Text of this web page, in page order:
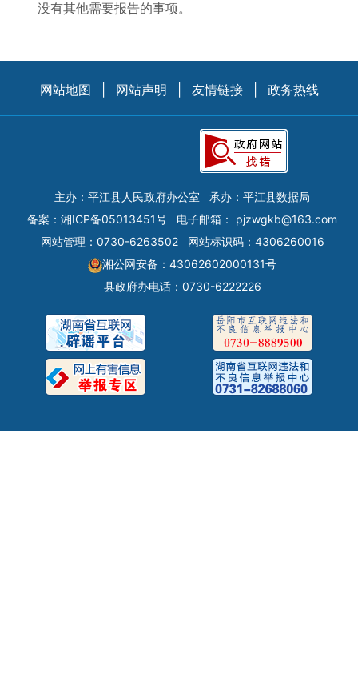
没有其他需要报告的事项。
网站地图 网站声明 友情链接 政务热线
主办：平江县人民政府办公室
承办：平江县数据局
备案： 湘ICP备05013451号 电子邮箱： pjzwgkb@163.com
网站管理：0730-6263502
网站标识码：4306260016
湘公网安备：43062602000131号
县政府办电话：0730-6222226